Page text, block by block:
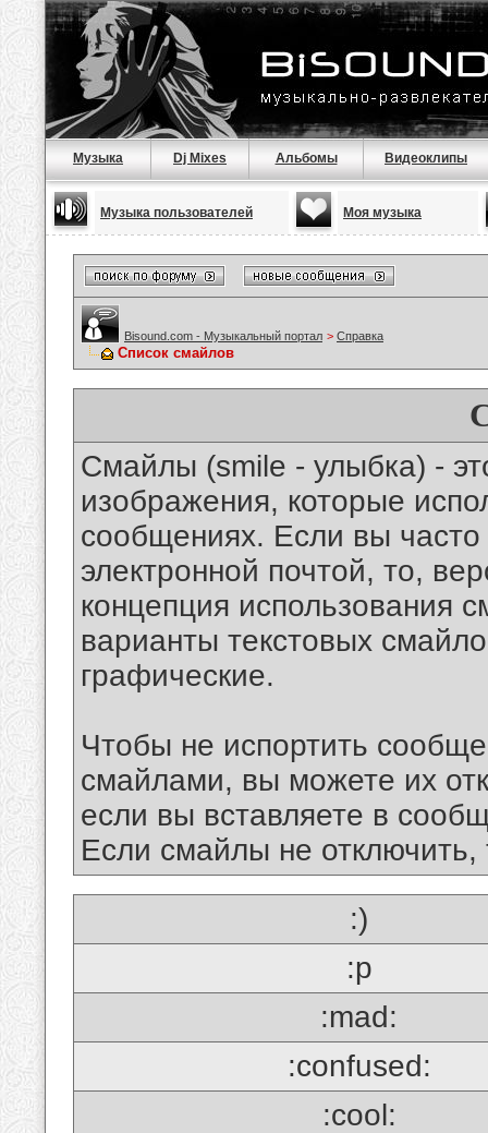
Музыка Dj Mixes Альбомы Видеоклипы
Музыка пользователей Моя музыка
Bisound.com - Музыкальный портал > Справка
Список смайлов
Смайлы (smile - улыбка) -
изображения, которые
сообщениях. Если вы часто
электронной почтой, то,
концепция использования
варианты текстовых
графические.
Чтобы не испортить
смайлами, вы можете их
если вы вставляете в
Если смайлы не отключить,
:)
:p
:mad:
:confused:
:cool: